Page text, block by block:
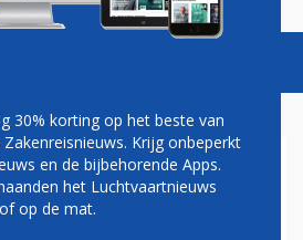
ZO’N DERTIG
TAXIBOTS OP
30% korting op het beste van
Krijg onbeperkt
en de bijbehorende Apps.
het Luchtvaartnieuws
op de mat.